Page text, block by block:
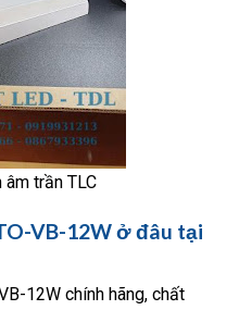
trần TLC
VB-12W ở đâu tại
12W chính hãng, chất